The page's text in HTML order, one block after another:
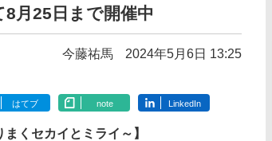
月25日まで開催中
今藤祐馬 2024年5月6日 13:25
はてブ note LinkedIn
くセカイとミライ～】